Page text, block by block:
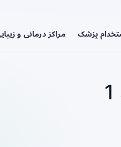
پزشک مراکز درمانی و